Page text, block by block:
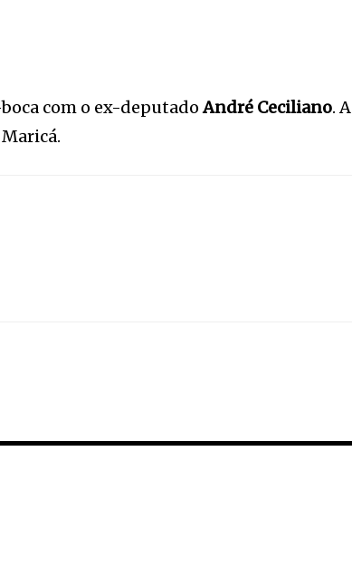
com o ex-deputadoAndré Ceciliano. A